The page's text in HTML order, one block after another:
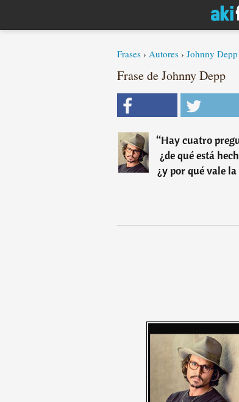
Frases › Autores › Johnny Depp
Frase de Johnny Depp
“Hay cuatro
¿de qué está
¿y por qué vale